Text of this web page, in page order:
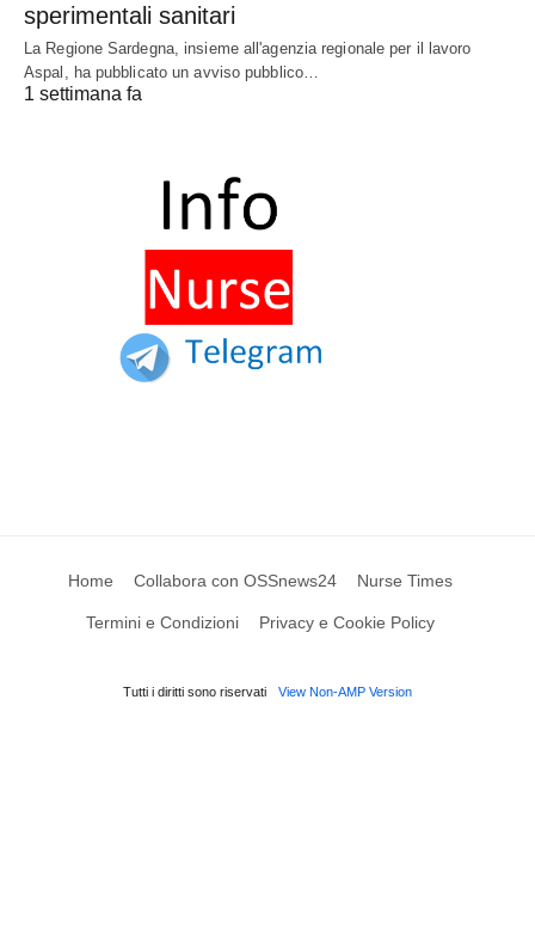
sperimentali sanitari
La Regione Sardegna, insieme all'agenzia regionale per il lavoro
Aspal, ha pubblicato un avviso pubblico…
1 settimana fa
Home Collabora con OSSnews24 Nurse Times
Termini e Condizioni Privacy e Cookie Policy
Tutti i diritti sono riservati View Non-AMP Version